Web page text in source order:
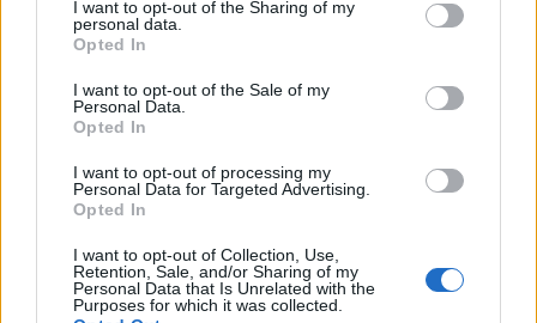
I want to opt-out of the Sharing of my
personal data.
Opted In
I want to opt-out of the Sale of my
Personal Data.
Opted In
I want to opt-out of processing my
Personal Data for Targeted Advertising.
Opted In
I want to opt-out of Collection, Use,
Retention, Sale, and/or Sharing of my
Personal Data that Is Unrelated with the
Purposes for which it was collected.
2026-08-06 KL. 06:00
"Brottsligheten
sticker inte ut
alternativ –
tvungna att sälja"